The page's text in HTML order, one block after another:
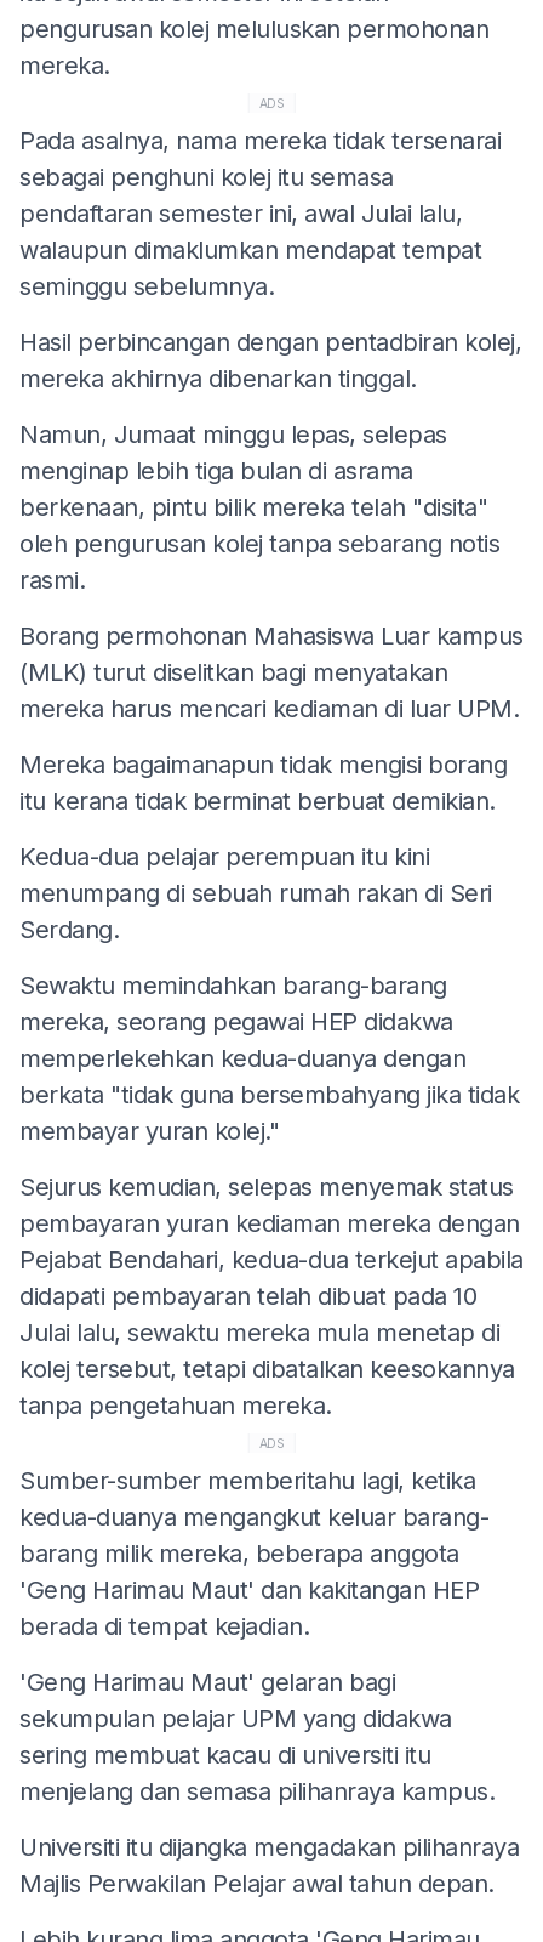
pengurusan kolej meluluskan permohonan
mereka.
ADS
Pada asalnya, nama mereka tidak tersenarai
sebagai penghuni kolej itu semasa
pendaftaran semester ini, awal Julai lalu,
walaupun dimaklumkan mendapat tempat
seminggu sebelumnya.
Hasil perbincangan dengan pentadbiran kolej,
mereka akhirnya dibenarkan tinggal.
Namun, Jumaat minggu lepas, selepas
menginap lebih tiga bulan di asrama
berkenaan, pintu bilik mereka telah "disita"
oleh pengurusan kolej tanpa sebarang notis
rasmi.
Borang permohonan Mahasiswa Luar kampus
(MLK) turut diselitkan bagi menyatakan
mereka harus mencari kediaman di luar UPM.
Mereka bagaimanapun tidak mengisi borang
itu kerana tidak berminat berbuat demikian.
Kedua-dua pelajar perempuan itu kini
menumpang di sebuah rumah rakan di Seri
Serdang.
Sewaktu memindahkan barang-barang
mereka, seorang pegawai HEP didakwa
memperlekehkan kedua-duanya dengan
berkata "tidak guna bersembahyang jika tidak
membayar yuran kolej."
Sejurus kemudian, selepas menyemak status
pembayaran yuran kediaman mereka dengan
Pejabat Bendahari, kedua-dua terkejut apabila
didapati pembayaran telah dibuat pada 10
Julai lalu, sewaktu mereka mula menetap di
kolej tersebut, tetapi dibatalkan keesokannya
tanpa pengetahuan mereka.
ADS
Sumber-sumber memberitahu lagi, ketika
kedua-duanya mengangkut keluar barang-
barang milik mereka, beberapa anggota
'Geng Harimau Maut' dan kakitangan HEP
berada di tempat kejadian.
'Geng Harimau Maut' gelaran bagi
sekumpulan pelajar UPM yang didakwa
sering membuat kacau di universiti itu
menjelang dan semasa pilihanraya kampus.
Universiti itu dijangka mengadakan pilihanraya
Majlis Perwakilan Pelajar awal tahun depan.